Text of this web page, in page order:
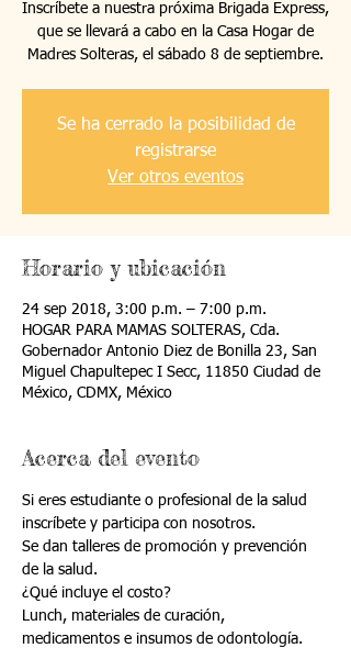
Inscríbete a nuestra próxima Brigada Express,
que se llevará a cabo en la Casa Hogar de
Madres Solteras, el sábado 8 de septiembre.
Se ha cerrado la posibilidad de
registrarse
Ver otros eventos
Horario y ubicación
24 sep 2018, 3:00 p.m. – 7:00 p.m.
HOGAR PARA MAMAS SOLTERAS, Cda.
Gobernador Antonio Diez de Bonilla 23, San
Miguel Chapultepec I Secc, 11850 Ciudad de
México, CDMX, México
Acerca del evento
Si eres estudiante o profesional de la salud
inscríbete y participa con nosotros.
Se dan talleres de promoción y prevención
de la salud.
¿Qué incluye el costo?
Lunch, materiales de curación,
medicamentos e insumos de odontología.